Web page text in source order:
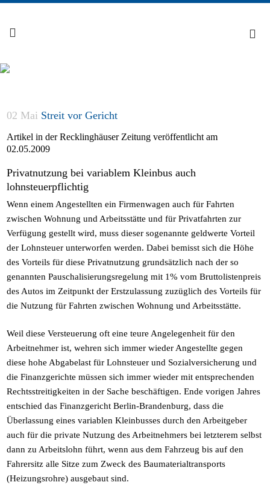
02 Mai Streit vor Gericht
Artikel in der Recklinghäuser Zeitung veröffentlicht am
02.05.2009
Privatnutzung bei variablem Kleinbus auch
lohnsteuerpflichtig
Wenn einem Angestellten ein Firmenwagen auch für Fahrten
zwischen Wohnung und Arbeitsstätte und für Privatfahrten zur
Verfügung gestellt wird, muss dieser sogenannte geldwerte Vorteil
der Lohnsteuer unterworfen werden. Dabei bemisst sich die Höhe
des Vorteils für diese Privatnutzung grundsätzlich nach der so
genannten Pauschalisierungsregelung mit 1% vom Bruttolistenpreis
des Autos im Zeitpunkt der Erstzulassung zuzüglich des Vorteils für
die Nutzung für Fahrten zwischen Wohnung und Arbeitsstätte.
Weil diese Versteuerung oft eine teure Angelegenheit für den
Arbeitnehmer ist, wehren sich immer wieder Angestellte gegen
diese hohe Abgabelast für Lohnsteuer und Sozialversicherung und
die Finanzgerichte müssen sich immer wieder mit entsprechenden
Rechtsstreitigkeiten in der Sache beschäftigen. Ende vorigen Jahres
entschied das Finanzgericht Berlin-Brandenburg, dass die
Überlassung eines variablen Kleinbusses durch den Arbeitgeber
auch für die private Nutzung des Arbeitnehmers bei letzterem selbst
dann zu Arbeitslohn führt, wenn aus dem Fahrzeug bis auf den
Fahrersitz alle Sitze zum Zweck des Baumaterialtransports
(Heizungsrohre) ausgebaut sind.